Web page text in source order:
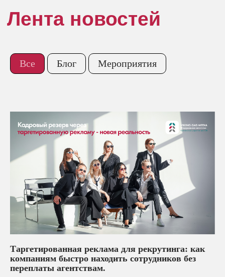
Все Блог Мероприятия
Таргетированная реклама для рекрутинга: как
компаниям быстро находить сотрудников без
переплаты агентствам.